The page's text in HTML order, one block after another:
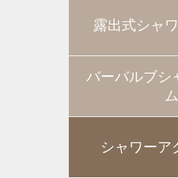
露出式シャ
バーバルブシ
ム
シャワーア